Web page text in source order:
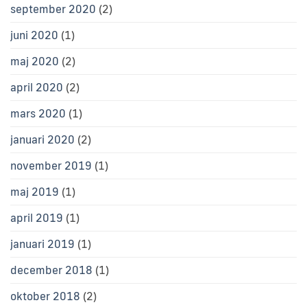
september 2020 (2)
juni 2020 (1)
maj 2020 (2)
april 2020 (2)
mars 2020 (1)
januari 2020 (2)
november 2019 (1)
maj 2019 (1)
april 2019 (1)
januari 2019 (1)
december 2018 (1)
oktober 2018 (2)